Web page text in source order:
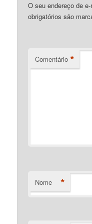
O seu endereço de
obrigatórios são
Comentário *
Nome *